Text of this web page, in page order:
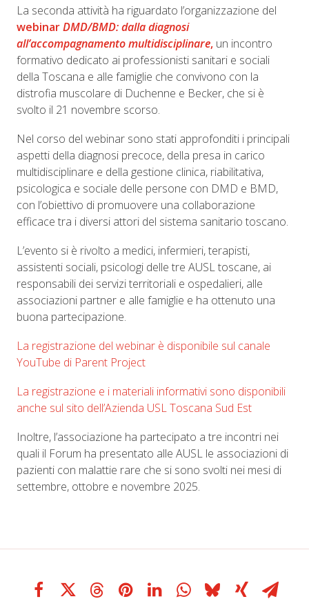
La seconda attività ha riguardato l’organizzazione del
webinarDMD/BMD: dalla diagnosi
all’accompagnamento multidisciplinare, un incontro
formativo dedicato ai professionisti sanitari e sociali
della Toscana e alle famiglie che convivono con la
distrofia muscolare di Duchenne e Becker, che si è
svolto il 21 novembre scorso.
Nel corso del webinar sono stati approfonditi i principali
aspetti della diagnosi precoce, della presa in carico
multidisciplinare e della gestione clinica, riabilitativa,
psicologica e sociale delle persone con DMD e BMD,
con l’obiettivo di promuovere una collaborazione
efficace tra i diversi attori del sistema sanitario toscano.
L’evento si è rivolto a medici, infermieri, terapisti,
assistenti sociali, psicologi delle tre AUSL toscane, ai
responsabili dei servizi territoriali e ospedalieri, alle
associazioni partner e alle famiglie e ha ottenuto una
buona partecipazione.
La registrazione del webinar è disponibile sul canale
YouTube di Parent Project
La registrazione e i materiali informativi sono disponibili
anche sul sito dell’Azienda USL Toscana Sud Est
Inoltre, l’associazione ha partecipato a tre incontri nei
quali il Forum ha presentato alle AUSL le associazioni di
pazienti con malattie rare che si sono svolti nei mesi di
settembre, ottobre e novembre 2025.